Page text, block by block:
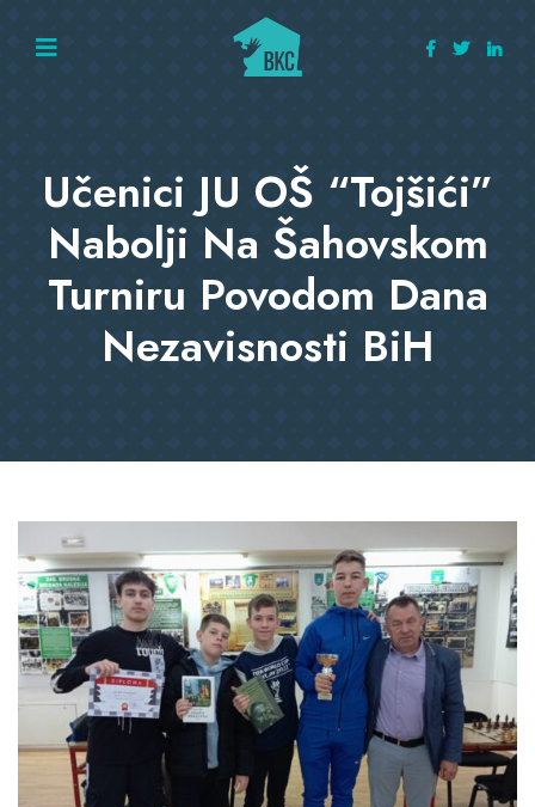
Učenici JU OŠ “Tojšići”
Nabolji Na Šahovskom
Turniru Povodom Dana
Nezavisnosti BiH